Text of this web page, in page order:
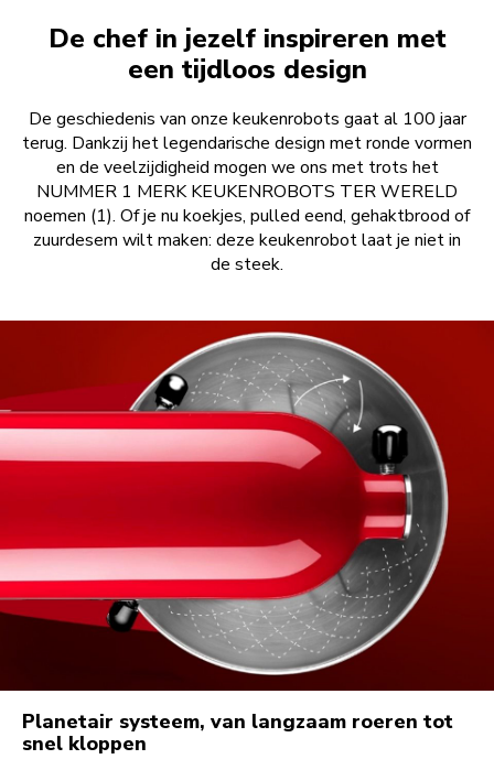
De chef in jezelf inspireren met
een tijdloos design
De geschiedenis van onze keukenrobots gaat al 100 jaar
terug. Dankzij het legendarische design met ronde vormen
en de veelzijdigheid mogen we ons met trots het
NUMMER 1 MERK KEUKENROBOTS TER WERELD
noemen (1). Of je nu koekjes, pulled eend, gehaktbrood of
zuurdesem wilt maken: deze keukenrobot laat je niet in
de steek.
Planetair systeem, van langzaam roeren tot
snel kloppen